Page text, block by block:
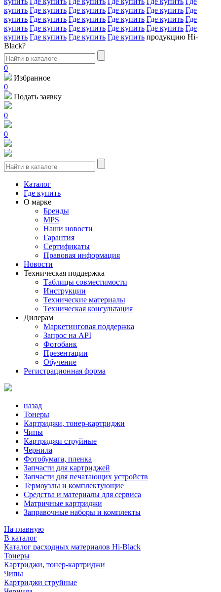
купить Где купить Где купить Где купить Где купить Где
купить Где купить Где купить Где купить Где купить Где
купить Где купить Где купить Где купить Где купить Где
купить Где купить Где купить Где купить продукцию Hi-
Black?
0
Избранное
0
Подать заявку
0
0
Каталог
Где купить
О марке
Бренды
MPS
Наши новости
Гарантия
Сертификаты
Правовая информация
Новости
Техническая поддержка
Таблицы совместимости
Инструкции
Технические материалы
Техническая консультация
Дилерам
Маркетинговая поддержка
Запрос на API
Фотобанк
Презентации
Обучение
Регистрационная форма
назад
Тонеры
Картриджи, тонер-картриджи
Чипы
Картриджи струйные
Чернила
Фотобумага, пленка
Запчасти для картриджей
Запчасти для печатающих устройств
Термоузлы и комплектующие
Средства и материалы для сервиса
Матричные картриджи
Заправочные наборы и комплекты
На главную
В каталог
Каталог расходных материалов Hi-Black
Тонеры
Картриджи, тонер-картриджи
Чипы
Картриджи струйные